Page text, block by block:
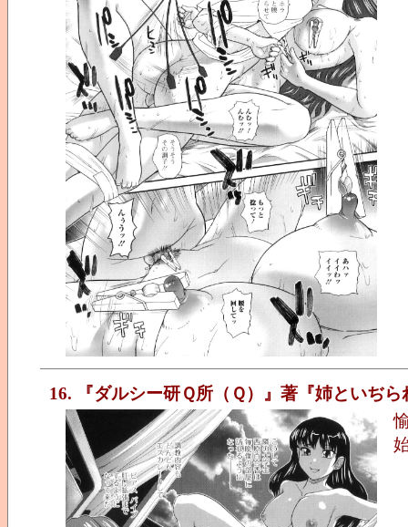
16. 『ダルシー研Ｑ所（Ｑ）』著『姉といぢ